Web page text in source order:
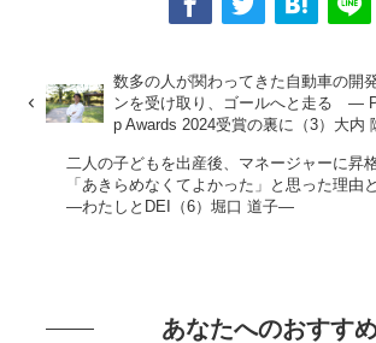
数多の人が関わってきた自動車の開
ンを受け取り、ゴールへと走る ―
p Awards 2024受賞の裏に（3）大内
二人の子どもを出産後、マネージャーに昇格
「あきらめなくてよかった」と思った理由
―わたしとDEI（6）堀口 道子―
あなたへのおすす